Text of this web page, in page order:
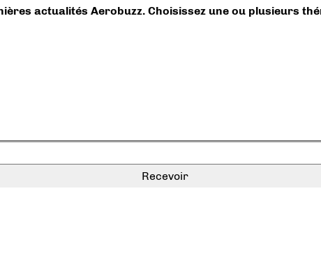
actualités Aerobuzz. Choisissez une ou plusieurs